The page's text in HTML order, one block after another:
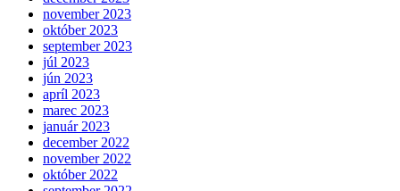
november 2023
október 2023
september 2023
júl 2023
jún 2023
apríl 2023
marec 2023
január 2023
december 2022
november 2022
október 2022